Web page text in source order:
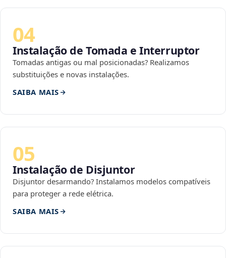
04
Instalação de Tomada e Interruptor
Tomadas antigas ou mal posicionadas? Realizamos
substituições e novas instalações.
SAIBA MAIS
05
Instalação de Disjuntor
Disjuntor desarmando? Instalamos modelos compatíveis
para proteger a rede elétrica.
SAIBA MAIS